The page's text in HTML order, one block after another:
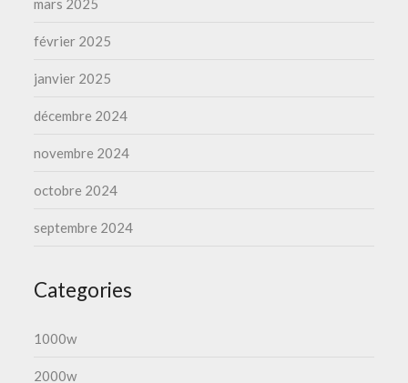
mars 2025
février 2025
janvier 2025
décembre 2024
novembre 2024
octobre 2024
septembre 2024
Categories
1000w
2000w